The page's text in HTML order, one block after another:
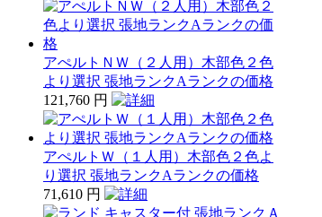
アぺルトＮＷ（２人用）木部色２色
より選択 張地ランクAランクの価格
121,760 円
アぺルトＷ（１人用）木部色２色よ
り選択 張地ランクAランクの価格
71,610 円